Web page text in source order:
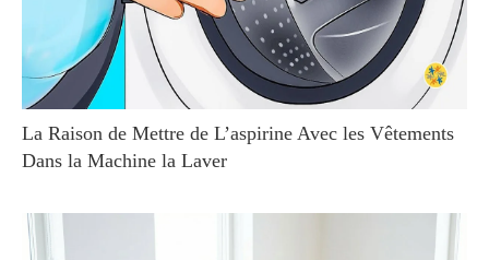
La Raison de Mettre de L’aspirine Avec les Vêtements
Dans la Machine la Laver